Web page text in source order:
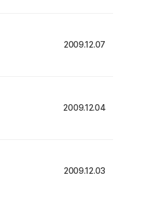
2009.12.07
2009.12.04
2009.12.03